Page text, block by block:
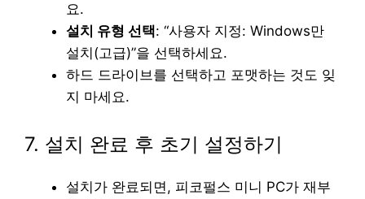
요.
설치 유형 선택: “사용자 지정: Windows만
설치(고급)”을 선택하세요.
하드 드라이브를 선택하고 포맷하는 것도 잊
지 마세요.
7. 설치 완료 후 초기 설정하기
설치가 완료되면, 피코펄스 미니 PC가 재부